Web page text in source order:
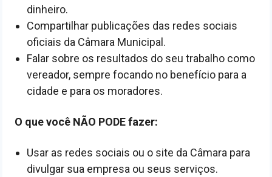
dinheiro.
Compartilhar publicações das redes sociais
oficiais da Câmara Municipal.
Falar sobre os resultados do seu trabalho como
vereador, sempre focando no benefício para a
cidade e para os moradores.
O que você NÃO PODE fazer:
Usar as redes sociais ou o site da Câmara para
divulgar sua empresa ou seus serviços.